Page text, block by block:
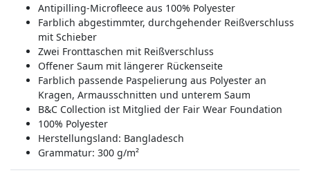
Antipilling-Microfleece aus 100% Polyester
Farblich abgestimmter, durchgehender Reißverschluss
mit Schieber
Zwei Fronttaschen mit Reißverschluss
Offener Saum mit längerer Rückenseite
Farblich passende Paspelierung aus Polyester an
Kragen, Armausschnitten und unterem Saum
B&C Collection ist Mitglied der Fair Wear Foundation
100% Polyester
Herstellungsland: Bangladesch
Grammatur: 300 g/m²